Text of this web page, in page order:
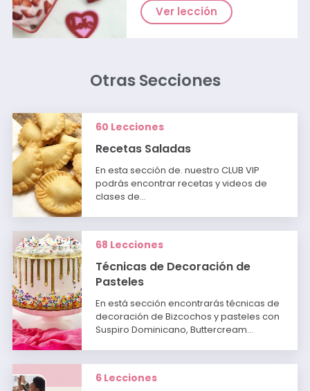
Ver lección
Otras Secciones
60 Lecciones
Recetas Saladas
En esta sección de. nuestro CLUB VIP
podrás encontrar recetas y videos de
clases de…
68 Lecciones
Técnicas de Decoración de
Pasteles
En está sección encontrarás técnicas de
decoración de Bizcochos y pasteles con
Suspiro Dominicano, Buttercream…
6 Lecciones